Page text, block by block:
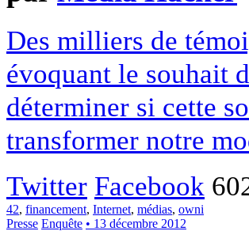
Des milliers de
évoquant le souhait
déterminer si cette
transformer notre
Twitter Facebook
42, financement, Internet, médias, owni
Presse Enquête • 13 décembre 2012